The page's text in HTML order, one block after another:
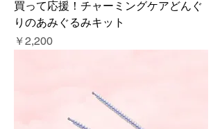
買って応援！チャーミングケアどんぐ
りのあみぐるみキット
価格
￥2,200